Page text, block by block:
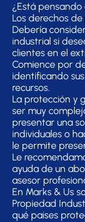
¿Está
Los derechos
Debería
industrial si
clientes en el
Comience por
identificando
recursos.
La protección y
ser muy
presentar una
individuales o
le permite
Le
ayuda de un
asesor
En Marks & Us
Propiedad
qué paises